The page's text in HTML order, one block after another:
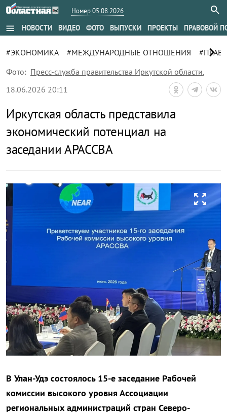
Номер 05.08.2026
menu НОВОСТИ ВИДЕО ФОТО ВЫПУСКИ ПРОЕКТЫ ПРАВОВОЙ
#ЭКОНОМИКА #МЕЖДУНАРОДНЫЕ ОТНОШЕНИЯ chevron_right
Фото: Пресс-служба правительства Иркутской области,
18.06.2026 20:11
Иркутская область представила
экономический потенциал на
заседании АРАССВА
zoom_out_map
В Улан-Удэ состоялось 15-е заседание Рабочей
комиссии высокого уровня Ассоциации
региональных администраций стран Северо-